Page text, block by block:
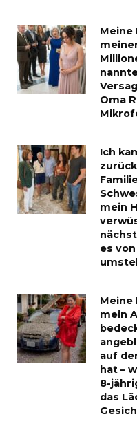
Meine
Oma
Ich
mein
es
Meine
mein
auf
hat –
8-
das